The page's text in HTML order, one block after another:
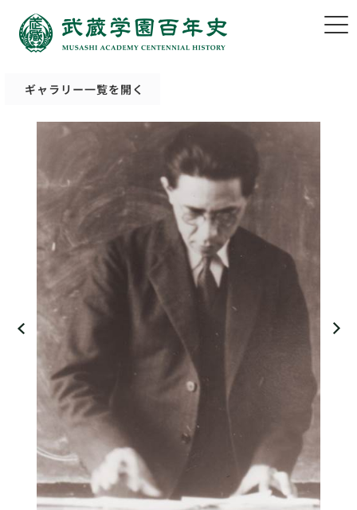
ギャラリー一覧を開く